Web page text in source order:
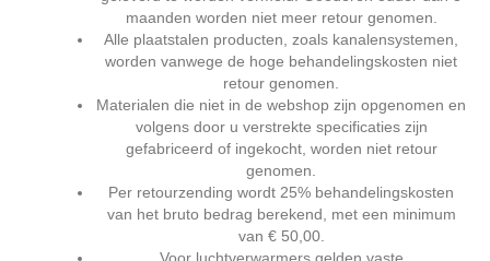
maanden worden niet meer retour genomen.
Alle plaatstalen producten, zoals kanalensystemen,
worden vanwege de hoge behandelingskosten niet
retour genomen.
Materialen die niet in de webshop zijn opgenomen en
volgens door u verstrekte specificaties zijn
gefabriceerd of ingekocht, worden niet retour
genomen.
Per retourzending wordt 25% behandelingskosten
van het bruto bedrag berekend, met een minimum
van € 50,00.